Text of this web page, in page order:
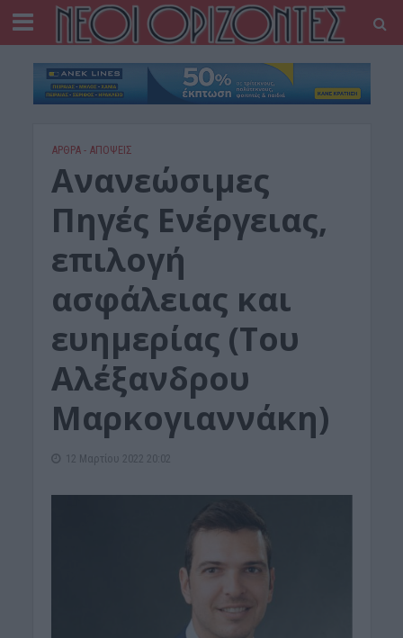
ΑΡΘΡΑ - ΑΠΟΨΕΙΣ
Ανανεώσιμες
Πηγές Ενέργειας,
επιλογή
ασφάλειας και
ευημερίας (Του
Αλέξανδρου
Μαρκογιαννάκη)
12 Μαρτίου 2022 20:02